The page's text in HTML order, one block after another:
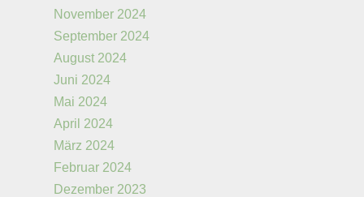
November 2024
September 2024
August 2024
Juni 2024
Mai 2024
April 2024
März 2024
Februar 2024
Dezember 2023